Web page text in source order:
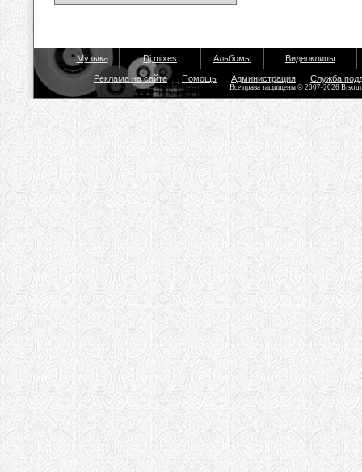
Музыка Dj mixes Альбомы Видеоклипы
Реклама на сайте Помощь Администрация Служба
Все права защищены © 2007-2026